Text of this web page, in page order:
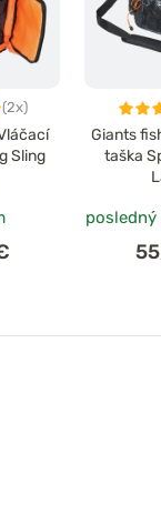
(2x)
Sling
Giants
taška